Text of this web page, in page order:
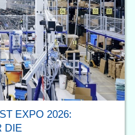
EXPO 2026:
DIE